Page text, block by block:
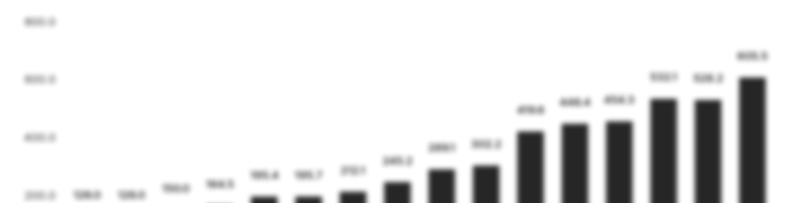
200.0
400.0
600.0
800.0
126.0 126.0
150.0 164.5
195.4 195.7 212.1
245.2
289.1 302.2
419.6
446.4 454.3
532.1 528.2
605.5